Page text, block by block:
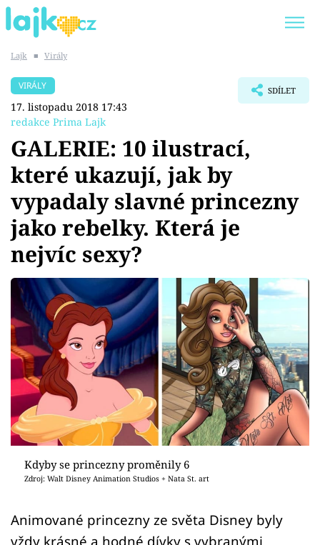
SHOPAHOLICADEL
Témata
Showbyznys
Youtubeři
Virály
Sex a vztahy
Videa
Sledujte prima+
Přihlášení
Lajk ■ Virály
VIRÁLY
17. listopadu 2018 17:43
redakce Prima Lajk
SDÍLET
GALERIE: 10 ilustrací,
které ukazují, jak by
vypadaly slavné princezny
jako rebelky. Která je
nejvíc sexy?
Kdyby se princezny proměnily 6
Zdroj: Walt Disney Animation Studios + Nata St. art
Animované princezny ze světa Disney byly
vždy krásné a hodné dívky s vybranými